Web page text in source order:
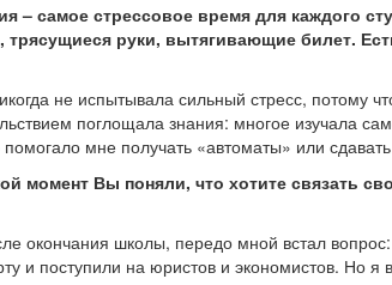
– самое стрессовое время для каждого
трясущиеся руки, вытягивающие билет.
не испытывала сильный стресс, потому
поглощала знания: многое изучала
помогало мне получать «автоматы» или
момент Вы поняли, что хотите связать
окончания школы, передо мной встал
и поступили на юристов и экономистов. Но я